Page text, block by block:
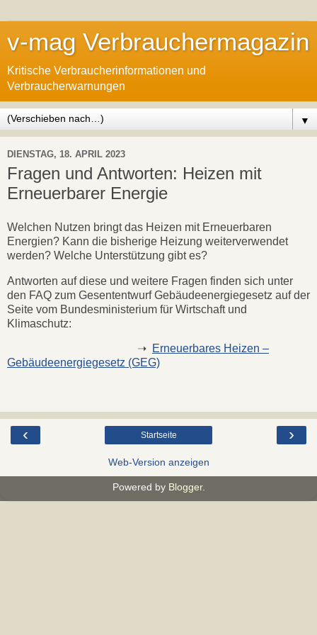
v-mag Verbrauchermagazin
Kritische Verbraucherinformationen und
Verbraucherwarnungen
▼
DIENSTAG, 18. APRIL 2023
Fragen und Antworten: Heizen mit
Erneuerbarer Energie
Welchen Nutzen bringt das Heizen mit Erneuerbaren
Energien? Kann die bisherige Heizung weiterverwendet
werden? Welche Unterstützung gibt es?
Antworten auf diese und weitere Fragen finden sich unter
den FAQ zum Gesententwurf Gebäudeenergiegesetz auf der
Seite vom Bundesministerium für Wirtschaft und
Klimaschutz:
➝ Erneuerbares Heizen –
Gebäudeenergiegesetz (GEG)
‹ ›
Startseite
Web-Version anzeigen
Powered by Blogger.